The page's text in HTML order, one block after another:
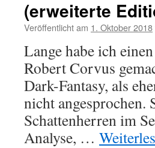
(erweiterte
Veröffentlicht am 1. Oktober 2018
Lange habe ich
Robert Corvus
Dark-Fantasy, als
nicht angesprochen.
Schattenherren im
Analyse, …